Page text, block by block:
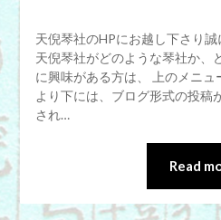
天倪琴社のHPにお越し下さり誠
天倪琴社がどのような琴社か、
に興味がある方は、 上のメニ
より下には、ブログ形式の投稿
され…
Read